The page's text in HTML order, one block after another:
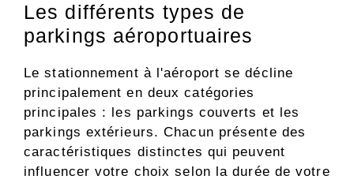
Les différents types de
parkings aéroportuaires
Le stationnement à l'aéroport se décline
principalement en deux catégories
principales : les parkings couverts et les
parkings extérieurs. Chacun présente des
caractéristiques distinctes qui peuvent
influencer votre choix selon la durée de votre